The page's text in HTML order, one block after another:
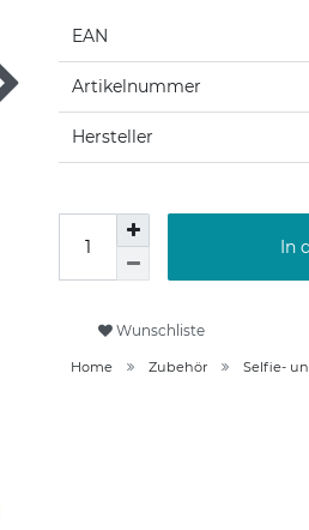
EAN
Artikelnummer
Hersteller
In
Wunschliste
Home Zubehör Selfie-